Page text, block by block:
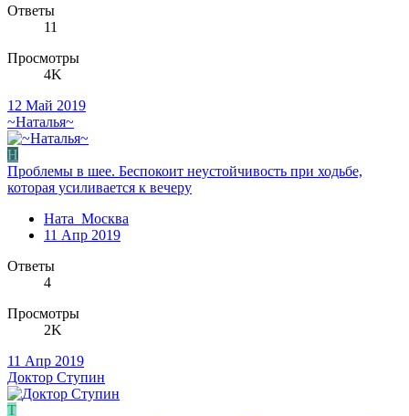
Ответы
11
Просмотры
4K
12 Май 2019
~Наталья~
Н
Проблемы в шее. Беспокоит неустойчивость при ходьбе,
которая усиливается к вечеру
Ната_Москва
11 Апр 2019
Ответы
4
Просмотры
2K
11 Апр 2019
Доктор Ступин
Т